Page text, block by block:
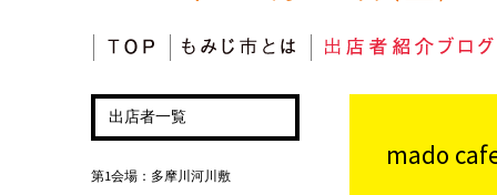
コンテンツへ移動
mado
出店者一覧
第1会場：多摩川河川敷